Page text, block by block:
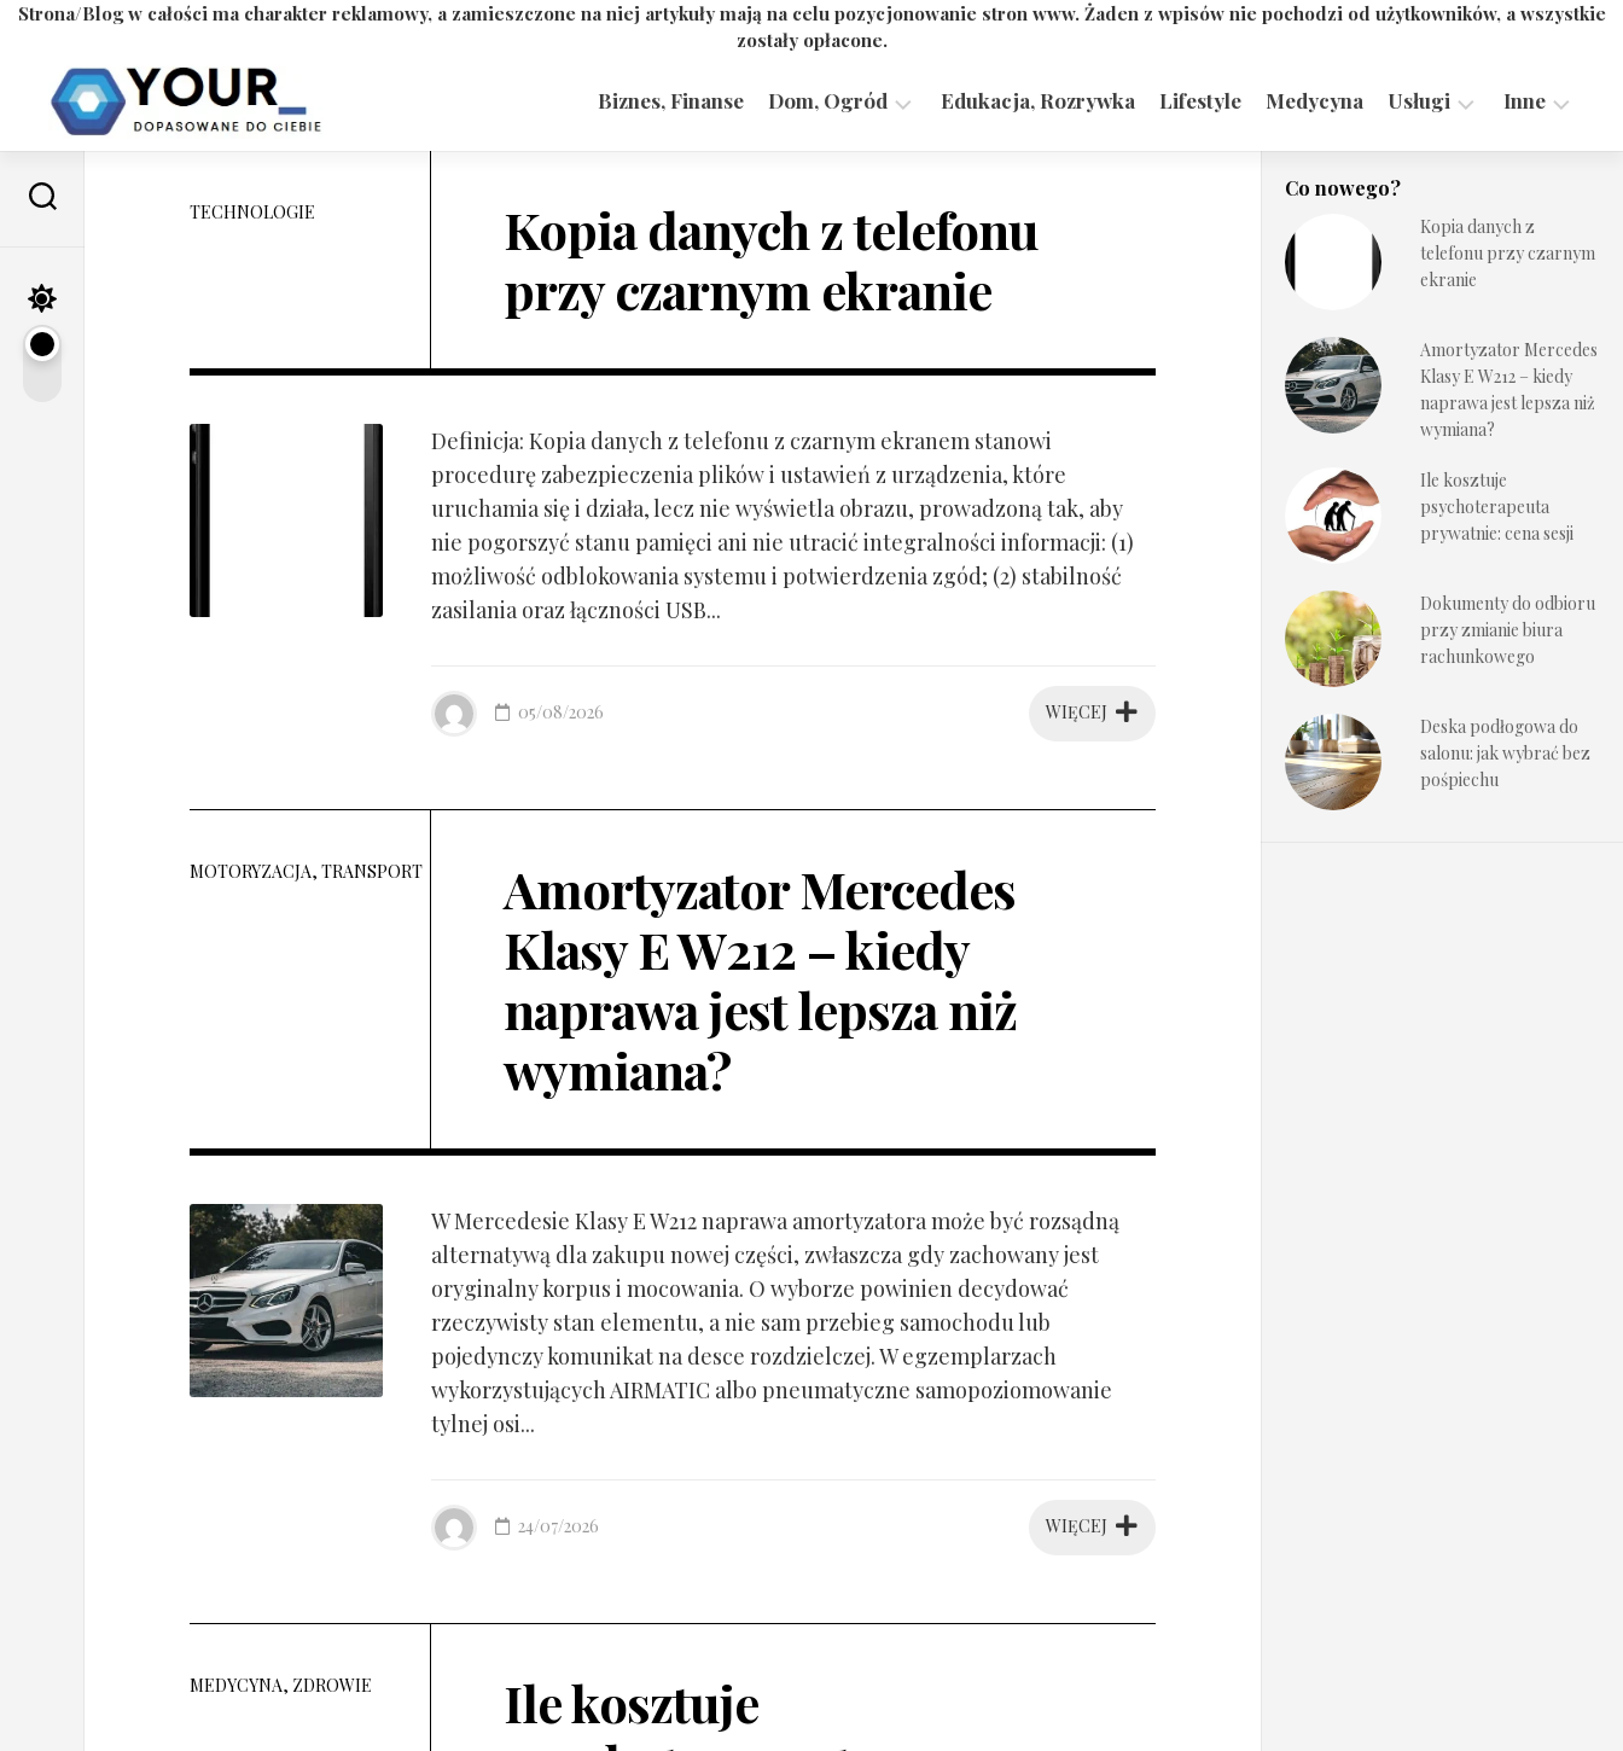
Strona/Blog w całości ma charakter reklamowy, a zamieszczone na niej artykuły mają na celu pozycjonowanie stron www. Żaden z wpisów nie pochodzi od użytkowników, a wszystkie
zostały opłacone.
content
Biznes, Finanse Dom, Ogród Edukacja, Rozrywka Lifestyle Medycyna Usługi
Technologie
Inne
TECHNOLOGIE
Kopia danych z telefonu
przy czarnym ekranie
Definicja: Kopia danych z telefonu z czarnym ekranem stanowi
procedurę zabezpieczenia plików i ustawień z urządzenia, które
uruchamia się i działa, lecz nie wyświetla obrazu, prowadzoną tak, aby
nie pogorszyć stanu pamięci ani nie utracić integralności informacji: (1)
możliwość odblokowania systemu i potwierdzenia zgód; (2) stabilność
zasilania oraz łączności USB...
WIĘCEJ
05/08/2026
MOTORYZACJA, TRANSPORT
Amortyzator Mercedes
Klasy E W212 – kiedy
naprawa jest lepsza niż
wymiana?
W Mercedesie Klasy E W212 naprawa amortyzatora może być rozsądną
alternatywą dla zakupu nowej części, zwłaszcza gdy zachowany jest
oryginalny korpus i mocowania. O wyborze powinien decydować
rzeczywisty stan elementu, a nie sam przebieg samochodu lub
pojedynczy komunikat na desce rozdzielczej. W egzemplarzach
wykorzystujących AIRMATIC albo pneumatyczne samopoziomowanie
tylnej osi...
WIĘCEJ
24/07/2026
MEDYCYNA, ZDROWIE
Ile kosztuje
Co nowego?
Kopia danych z
telefonu przy czarnym
ekranie
Amortyzator Mercedes
Klasy E W212 – kiedy
naprawa jest lepsza niż
wymiana?
Ile kosztuje
psychoterapeuta
prywatnie: cena sesji
Dokumenty do odbioru
przy zmianie biura
rachunkowego
Deska podłogowa do
salonu: jak wybrać bez
pośpiechu